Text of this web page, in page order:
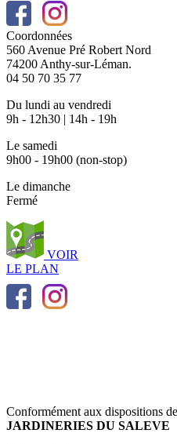
Coordonnées
560 Avenue Pré Robert Nord
74200 Anthy-sur-Léman.
04 50 70 35 77
Du lundi au vendredi
9h - 12h30 | 14h - 19h
Le samedi
9h00 - 19h00 (non-stop)
Le dimanche
Fermé
VOIR
LE PLAN
Conformément aux dispositions
JARDINERIES DU SALEVE